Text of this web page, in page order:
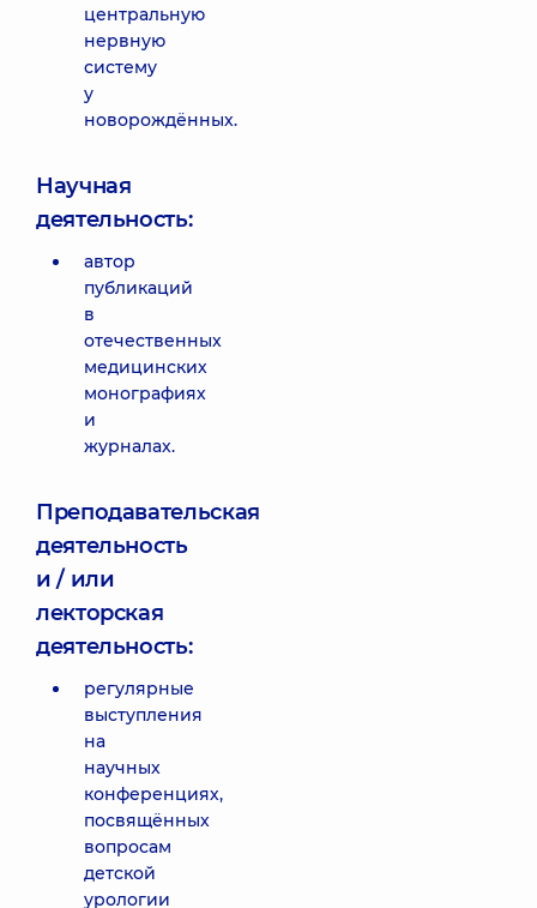
центральную
нервную
систему
у
новорождённых.
Научная
деятельность:
автор
публикаций
в
отечественных
медицинских
монографиях
и
журналах.
Преподавательская
деятельность
и / или
лекторская
деятельность:
регулярные
выступления
на
научных
конференциях,
посвящённых
вопросам
детской
урологии